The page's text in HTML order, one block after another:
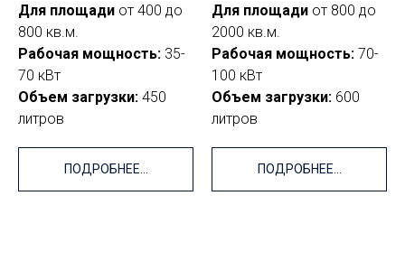
Для площади от 400 до
800 кв.м.
Рабочая мощность: 35-
70 кВт
Объем загрузки: 450
литров
ПОДРОБНЕЕ...
Для площади от 800 до
2000 кв.м.
Рабочая мощность: 70-
100 кВт
Объем загрузки: 600
литров
ПОДРОБНЕЕ...